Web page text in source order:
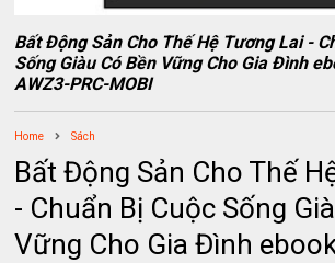
Bất Động Sản Cho Thế Hệ Tương Lai -
Sống Giàu Có Bền Vững Cho Gia Đình
AWZ3-PRC-MOBI
Home Sách
Bất Động Sản Cho Thế
- Chuẩn Bị Cuộc Sống
Vững Cho Gia Đình